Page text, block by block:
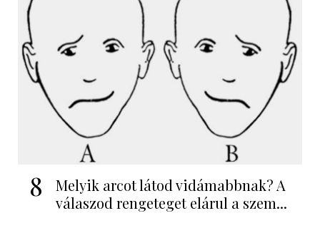
8
Melyik arcot látod vidámabbnak? A
válaszod rengeteget elárul a szem...